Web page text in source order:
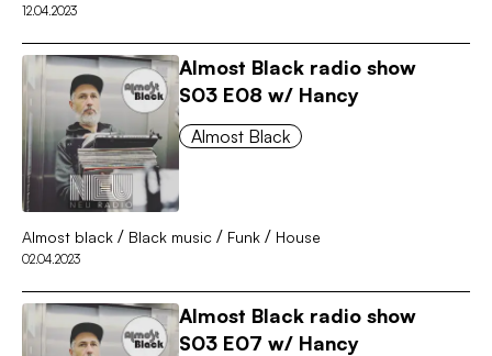
12.04.2023
Almost Black radio show
S03 E08 w/ Hancy
Almost Black
Almost black / Black music / Funk / House
02.04.2023
Almost Black radio show
S03 E07 w/ Hancy